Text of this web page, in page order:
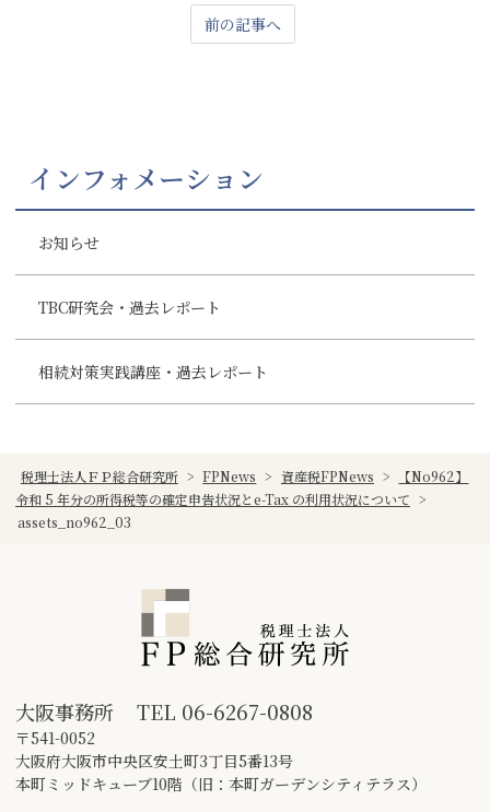
前の記事へ
インフォメーション
お知らせ
TBC研究会・過去レポート
相続対策実践講座・過去レポート
税理士法人ＦＰ総合研究所 > FPNews > 資産税FPNews >
【No962】
令和 5 年分の所得税等の確定申告状況とe-Tax の利用状況について >
assets_no962_03
大阪事務所 TEL 06-6267-0808
〒541-0052
大阪府大阪市中央区安土町3丁目5番13号
本町ミッドキューブ10階（旧：本町ガーデンシティテラス）